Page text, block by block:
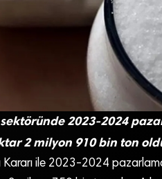
2023-2024
2 milyon 910 bin ton
Kararı ile 2023-2024